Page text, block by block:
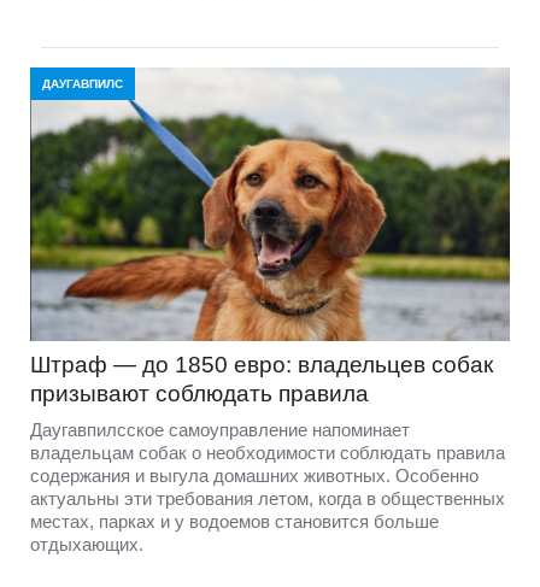
ДАУГАВПИЛС
Штраф — до 1850 евро: владельцев собак
призывают соблюдать правила
Даугавпилсское самоуправление напоминает
владельцам собак о необходимости соблюдать правила
содержания и выгула домашних животных. Особенно
актуальны эти требования летом, когда в общественных
местах, парках и у водоемов становится больше
отдыхающих.